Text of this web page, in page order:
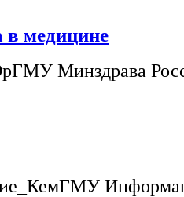
в медицине
Минздрава